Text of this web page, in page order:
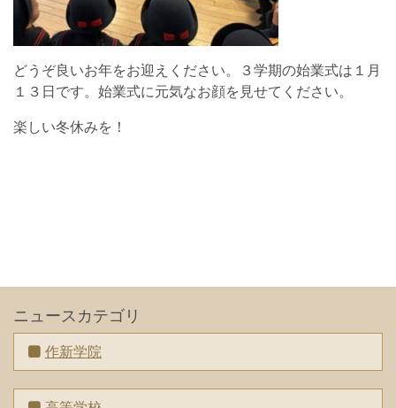
どうぞ良いお年をお迎えください。３学期の始業式は１月
１３日です。始業式に元気なお顔を見せてください。
楽しい冬休みを！
ニュースカテゴリ
作新学院